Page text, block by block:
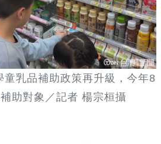
乳品補助政策再升級，今年8
助對象／記者 楊宗桓攝